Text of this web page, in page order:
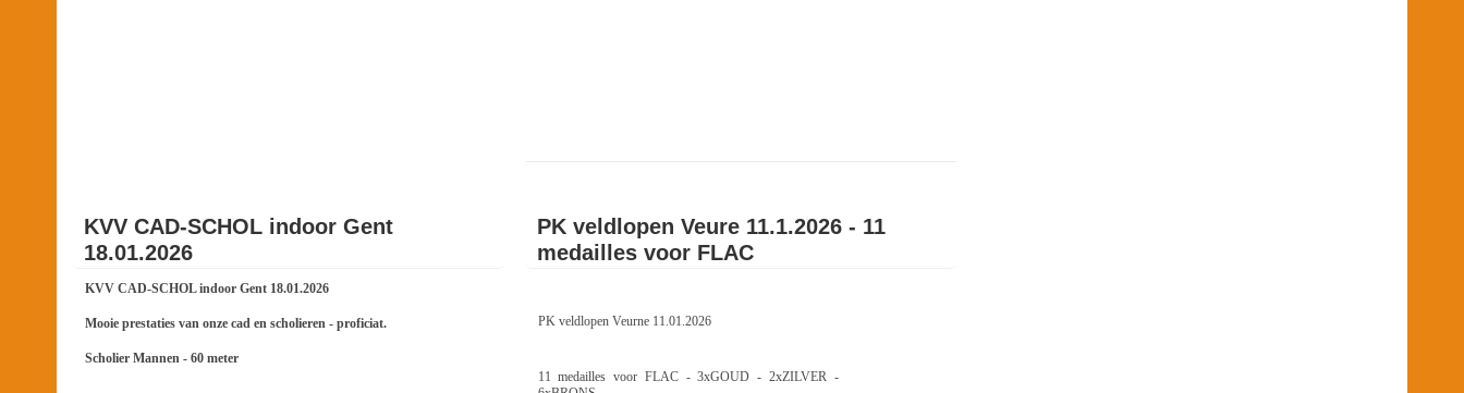
KVV CAD-SCHOL indoor Gent
18.01.2026
KVV CAD-SCHOL indoor Gent 18.01.2026
Mooie prestaties van onze cad en scholieren - proficiat.
Scholier Mannen - 60 meter
PK veldlopen Veure 11.1.2026 - 11
medailles voor FLAC
PK veldlopen Veurne 11.01.2026
11 medailles voor FLAC - 3xGOUD - 2xZILVER -